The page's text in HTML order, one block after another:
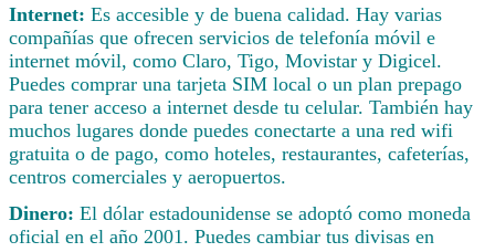
Internet: Es accesible y de buena calidad. Hay varias
compañías que ofrecen servicios de telefonía móvil e
internet móvil, como Claro, Tigo, Movistar y Digicel.
Puedes comprar una tarjeta SIM local o un plan prepago
para tener acceso a internet desde tu celular. También hay
muchos lugares donde puedes conectarte a una red wifi
gratuita o de pago, como hoteles, restaurantes, cafeterías,
centros comerciales y aeropuertos.
Dinero: El dólar estadounidense se adoptó como moneda
oficial en el año 2001. Puedes cambiar tus divisas en